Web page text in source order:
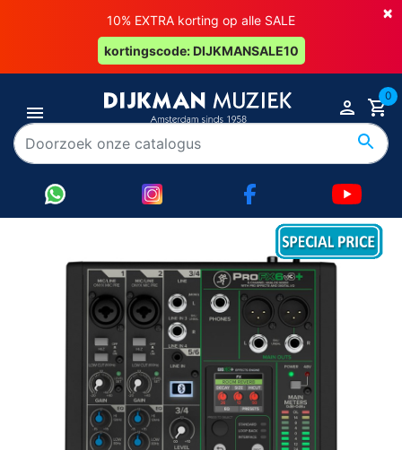
×
10% EXTRA korting op alle SALE
kortingscode: DIJKMANSALE10
0